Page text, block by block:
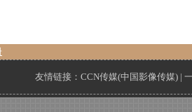
友情链接： CCN传媒(中国影像传媒) |